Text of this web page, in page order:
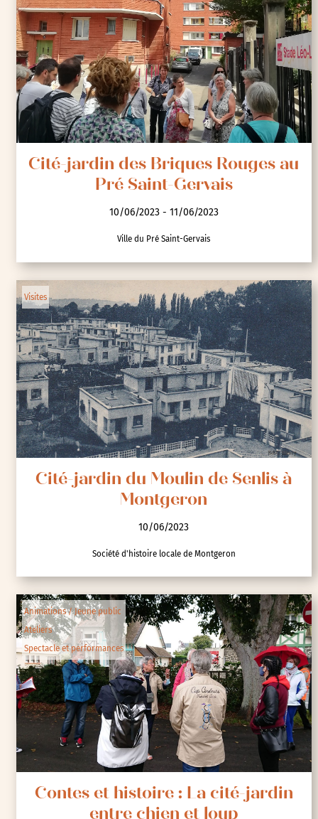
Association Pépins Production
Visites
Cité-jardin des Briques Rouges au
Pré Saint-Gervais
10/06/2023 - 11/06/2023
Ville du Pré Saint-Gervais
Visites
Cité-jardin du Moulin de Senlis à
Montgeron
10/06/2023
Société d'histoire locale de Montgeron
Animations / Jeune public
Ateliers
Spectacle et performances